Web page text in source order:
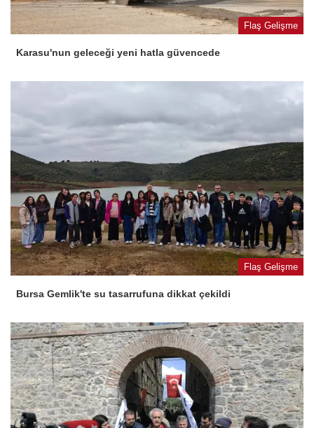
Flaş Gelişme
Karasu'nun geleceği yeni hatla güvencede
Flaş Gelişme
Bursa Gemlik'te su tasarrufuna dikkat çekildi